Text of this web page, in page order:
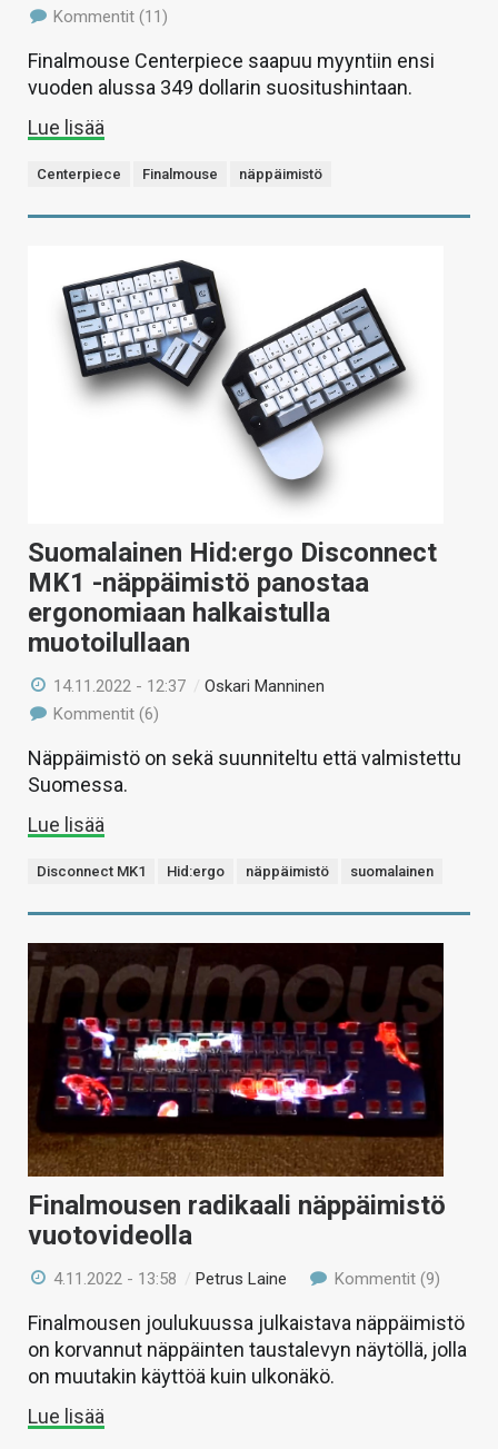
Kommentit (11)
Finalmouse Centerpiece saapuu myyntiin ensi
vuoden alussa 349 dollarin suositushintaan.
Lue lisää
Centerpiece Finalmouse näppäimistö
Suomalainen Hid:ergo Disconnect
MK1 -näppäimistö panostaa
ergonomiaan halkaistulla
muotoilullaan
14.11.2022 - 12:37 /Oskari Manninen
Kommentit (6)
Näppäimistö on sekä suunniteltu että valmistettu
Suomessa.
Lue lisää
Disconnect MK1 Hid:ergo näppäimistö suomalainen
Finalmousen radikaali näppäimistö
vuotovideolla
4.11.2022 - 13:58 / Petrus Laine Kommentit (9)
Finalmousen joulukuussa julkaistava näppäimistö
on korvannut näppäinten taustalevyn näytöllä, jolla
on muutakin käyttöä kuin ulkonäkö.
Lue lisää